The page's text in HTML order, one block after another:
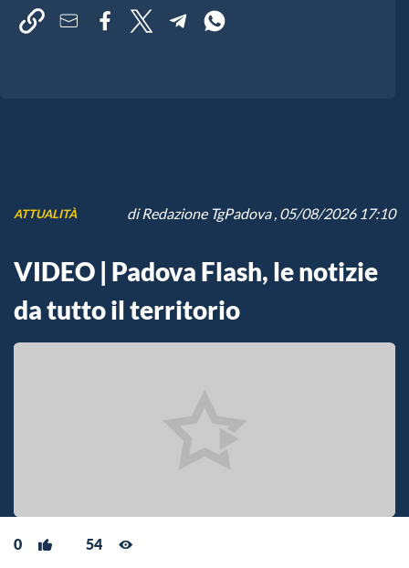
ATTUALITÀ diRedazione TgPadova, 05/08/2026 17:10
VIDEO | Padova Flash, le notizie
da tutto il territorio
0 54